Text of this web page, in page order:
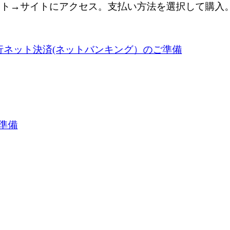
サイトにアクセス。支払い方法を選択して購入。
ネット決済(ネットバンキング）のご準備
備